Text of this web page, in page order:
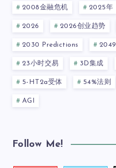
2008金融危机 2025年
2026 2026创业趋势
2030 Predictions 2049
23小时交易 3D集成
5-HT2a受体 54%法则
AGI
Follow Me!